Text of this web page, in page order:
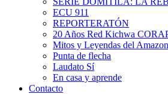
ECU 911
REPORTERATÓN
20 Años Red Kichwa
Mitos y Leyendas del
Punta de flecha
Laudato Sí
En casa y aprende
Contacto